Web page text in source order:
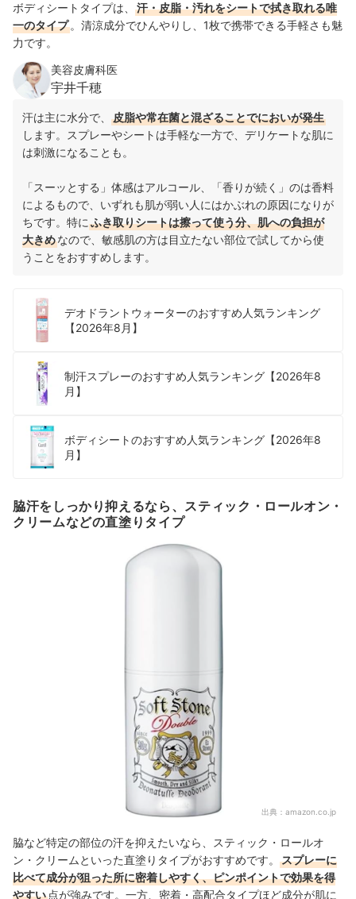
ボディシートタイプは、
汗・皮脂・汚れをシートで拭き取れる唯
一のタイプ 。清涼成分でひんやりし、1枚で携帯できる手軽さも魅
力です。
美容皮膚科医
宇井千穂
汗は主に水分で、
皮脂や常在菌と混ざることでにおいが発生
します。スプレーやシートは手軽な一方で、デリケートな肌に
は刺激になることも。
「スーッとする」体感はアルコール、「香りが続く」のは香料
によるもので、いずれも肌が弱い人にはかぶれの原因になりが
ちです。特に ふき取りシートは擦って使う分、肌への負担が
大きめなので、敏感肌の方は目立たない部位で試してから使
うことをおすすめします。
デオドラントウォーターのおすすめ人気ランキング
【2026年8月】
制汗スプレーのおすすめ人気ランキング【2026年8
月】
ボディシートのおすすめ人気ランキング【2026年8
月】
脇汗をしっかり抑えるなら、スティック・ロールオン・
クリームなどの直塗りタイプ
出典： amazon.co.jp
脇など特定の部位の汗を抑えたいなら、スティック・ロールオ
ン・クリームといった直塗りタイプがおすすめです。
スプレーに
比べて成分が狙った所に密着しやすく、ピンポイントで効果を得
やすい 点が強みです。一方、密着・高配合タイプほど成分が肌に